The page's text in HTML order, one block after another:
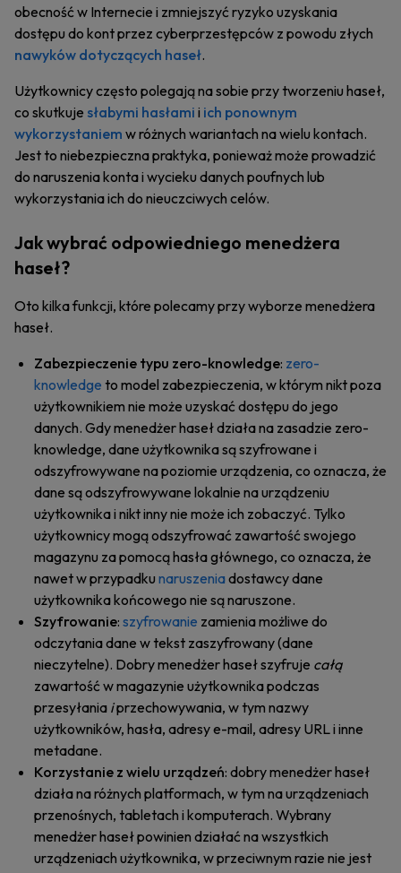
obecność w Internecie i zmniejszyć ryzyko uzyskania
dostępu do kont przez cyberprzestępców z powodu złych
nawyków dotyczących haseł.
Użytkownicy często polegają na sobie przy tworzeniu haseł,
co skutkuje słabymi hasłami i ich ponownym
wykorzystaniem w różnych wariantach na wielu kontach.
Jest to niebezpieczna praktyka, ponieważ może prowadzić
do naruszenia konta i wycieku danych poufnych lub
wykorzystania ich do nieuczciwych celów.
Jak wybrać odpowiedniego menedżera
haseł?
Oto kilka funkcji, które polecamy przy wyborze menedżera
haseł.
Zabezpieczenie typu zero-knowledge: zero-
knowledge to model zabezpieczenia, w którym nikt poza
użytkownikiem nie może uzyskać dostępu do jego
danych. Gdy menedżer haseł działa na zasadzie zero-
knowledge, dane użytkownika są szyfrowane i
odszyfrowywane na poziomie urządzenia, co oznacza, że
dane są odszyfrowywane lokalnie na urządzeniu
użytkownika i nikt inny nie może ich zobaczyć. Tylko
użytkownicy mogą odszyfrować zawartość swojego
magazynu za pomocą hasła głównego, co oznacza, że
nawet w przypadku naruszeniadostawcy dane
użytkownika końcowego nie są naruszone.
Szyfrowanie: szyfrowanie zamienia możliwe do
odczytania dane w tekst zaszyfrowany (dane
nieczytelne). Dobry menedżer haseł szyfruje całą
zawartość w magazynie użytkownika podczas
przesyłania iprzechowywania, w tym nazwy
użytkowników, hasła, adresy e-mail, adresy URL i inne
metadane.
Korzystanie z wielu urządzeń: dobry menedżer haseł
działa na różnych platformach, w tym na urządzeniach
przenośnych, tabletach i komputerach. Wybrany
menedżer haseł powinien działać na wszystkich
urządzeniach użytkownika, w przeciwnym razie nie jest